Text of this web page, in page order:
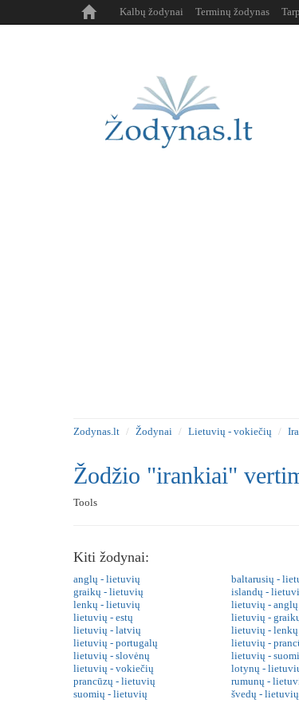
Kalbų žodynai Terminų žodynas
Zodynas.lt Žodynai Lietuvių - vokiečių
Žodžio "irankiai"
Tools
Kiti žodynai:
anglų - lietuvių baltarusių -
graikų - lietuvių
islandų -
lenkų - lietuvių
lietuvių - anglų
lietuvių - estų
lietuvių -
lietuvių - latvių
lietuvių - lenkų
lietuvių - portugalų
lietuvių -
lietuvių - slovėnų
lietuvių -
lietuvių - vokiečių
lotynų -
prancūzų - lietuvių
rumunų -
suomių - lietuvių
švedų - lietuvių